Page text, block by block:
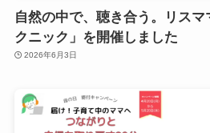
自然の中で、聴き合う。リス
クニック」を開催しました
2026年6月3日